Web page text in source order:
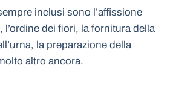
inclusi sono l’affissione
l’ordine dei fiori, la fornitura della
la preparazione della
altro ancora.